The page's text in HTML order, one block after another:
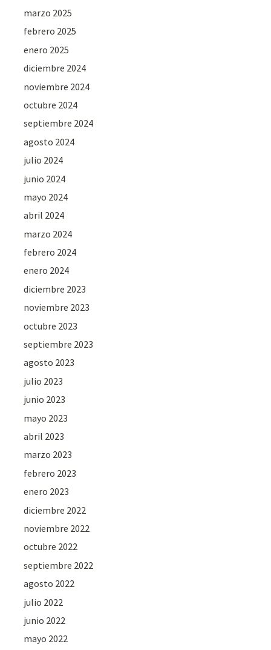
marzo 2025
febrero 2025
enero 2025
diciembre 2024
noviembre 2024
octubre 2024
septiembre 2024
agosto 2024
julio 2024
junio 2024
mayo 2024
abril 2024
marzo 2024
febrero 2024
enero 2024
diciembre 2023
noviembre 2023
octubre 2023
septiembre 2023
agosto 2023
julio 2023
junio 2023
mayo 2023
abril 2023
marzo 2023
febrero 2023
enero 2023
diciembre 2022
noviembre 2022
octubre 2022
septiembre 2022
agosto 2022
julio 2022
junio 2022
mayo 2022